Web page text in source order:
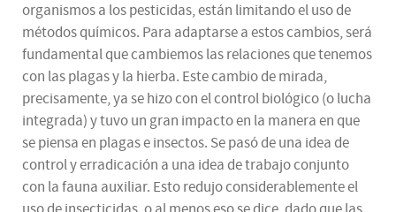
organismos a los pesticidas, están limitando el uso de
métodos químicos. Para adaptarse a estos cambios, será
fundamental que cambiemos las relaciones que tenemos
con las plagas y la hierba. Este cambio de mirada,
precisamente, ya se hizo con el control biológico (o lucha
integrada) y tuvo un gran impacto en la manera en que
se piensa en plagas e insectos. Se pasó de una idea de
control y erradicación a una idea de trabajo conjunto
con la fauna auxiliar. Esto redujo considerablemente el